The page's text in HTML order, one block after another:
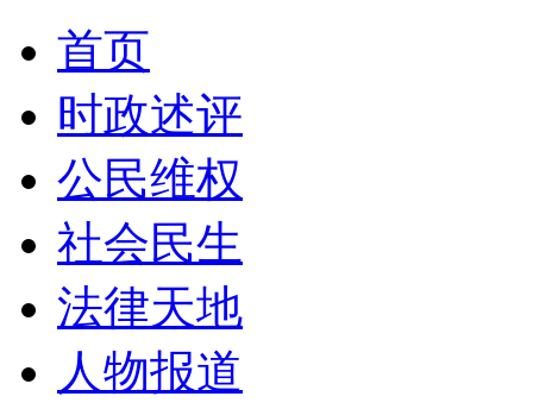
首页
时政述评
公民维权
社会民生
法律天地
人物报道